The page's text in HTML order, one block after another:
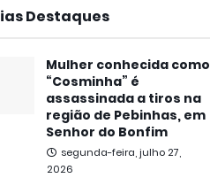
Destaques
Mulher conhecida como
“Cosminha” é
assassinada a tiros na
região de Pebinhas, em
Senhor do Bonfim
segunda-feira, julho 27,
2026